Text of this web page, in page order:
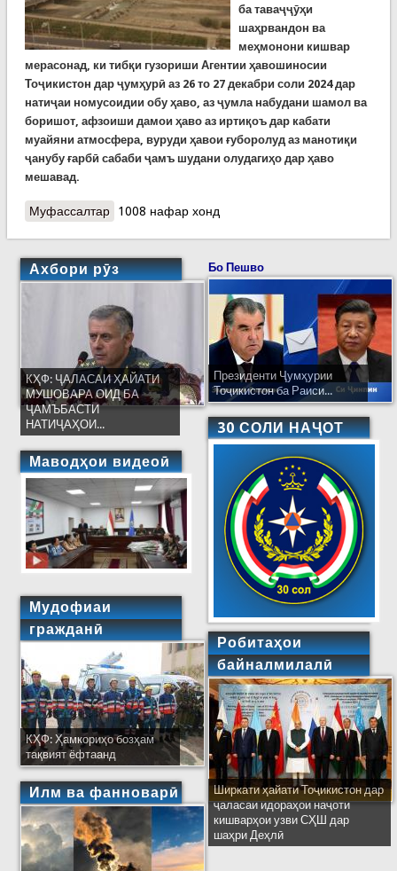
ба таваҷҷӯҳи
шаҳрвандон ва
меҳмонони кишвар
мерасонад, ки тибқи гузориши Агентии ҳавошиносии
Тоҷикистон дар ҷумҳурӣ аз 26 то 27 декабри соли 2024 дар
натиҷаи номусоидии обу ҳаво, аз ҷумла набудани шамол ва
боришот, афзоиши дамои ҳаво аз иртиқоъ дар кабати
муайяни атмосфера, вуруди ҳавои ғуборолуд аз манотиқи
ҷанубу ғарбӣ сабаби ҷамъ шудани олудагиҳо дар ҳаво
мешавад.
Муфассалтаро Олудагии ҳаво дар ду рӯзи оянда: ЭҲТИЁТ
1008 нафар хонд
Ахбори рӯз
КҲФ: ҶАЛАСАИ ҲАЙАТИ
МУШОВАРА ОИД БА
ҶАМЪБАСТИ
НАТИҶАҲОИ...
Маводҳои видеоӣ
Мудофиаи
гражданӣ
КҲФ: Ҳамкориҳо бозҳам
тақвият ёфтаанд
Илм ва фанноварӣ
Бо Пешво
Президенти Ҷумҳурии
Тоҷикистон ба Раиси...
30 СОЛИ НАҶОТ
Робитаҳои
байналмилалӣ
Ширкати ҳайати Тоҷикистон дар
ҷаласаи идораҳои наҷоти
кишварҳои узви СҲШ дар
шаҳри Деҳлӣ